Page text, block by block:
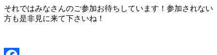
それではみなさんのご参加お待ちしています！参加されない
方も是非見に来て下さいね！